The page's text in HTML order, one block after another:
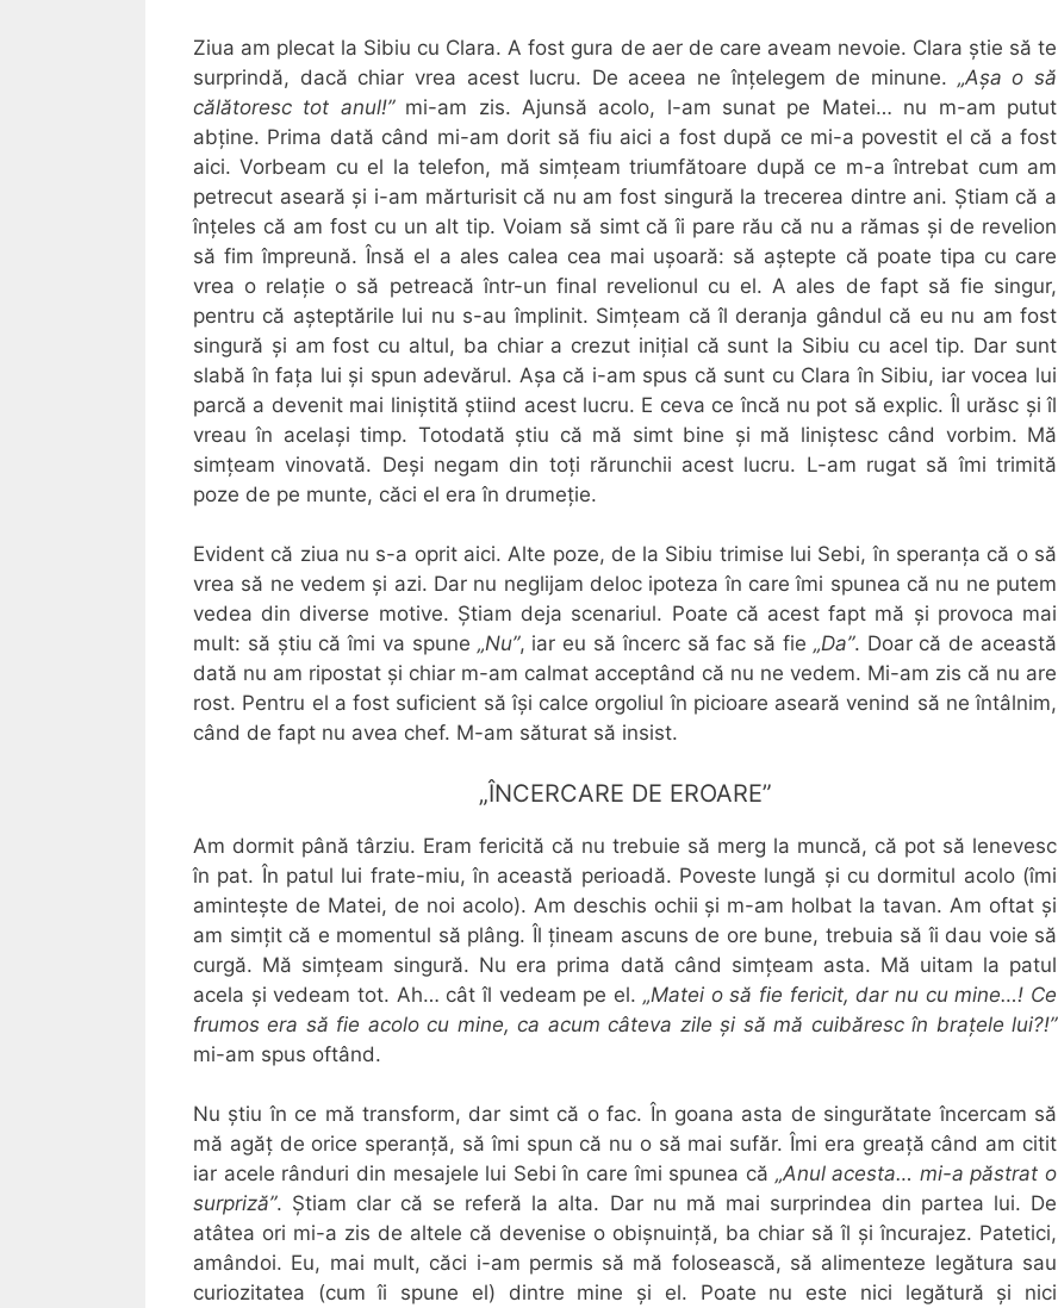
Ziua am plecat la Sibiu cu Clara. A fost gura de aer de care aveam nevoie. Clara știe să te
surprindă, dacă chiar vrea acest lucru. De aceea ne înțelegem de minune. „Așa o să
călătoresc tot anul!”mi-am zis. Ajunsă acolo, l-am sunat pe Matei… nu m-am putut
abține. Prima dată când mi-am dorit să fiu aici a fost după ce mi-a povestit el că a fost
aici. Vorbeam cu el la telefon, mă simțeam triumfătoare după ce m-a întrebat cum am
petrecut aseară și i-am mărturisit că nu am fost singură la trecerea dintre ani. Știam că a
înțeles că am fost cu un alt tip. Voiam să simt că îi pare rău că nu a rămas și de revelion
să fim împreună. Însă el a ales calea cea mai ușoară: să aștepte că poate tipa cu care
vrea o relație o să petreacă într-un final revelionul cu el. A ales de fapt să fie singur,
pentru că așteptările lui nu s-au împlinit. Simțeam că îl deranja gândul că eu nu am fost
singură și am fost cu altul, ba chiar a crezut inițial că sunt la Sibiu cu acel tip. Dar sunt
slabă în fața lui și spun adevărul. Așa că i-am spus că sunt cu Clara în Sibiu, iar vocea lui
parcă a devenit mai liniștită știind acest lucru. E ceva ce încă nu pot să explic. Îl urăsc și îl
vreau în același timp. Totodată știu că mă simt bine și mă liniștesc când vorbim. Mă
simțeam vinovată. Deși negam din toți rărunchii acest lucru. L-am rugat să îmi trimită
poze de pe munte, căci el era în drumeție.
Evident că ziua nu s-a oprit aici. Alte poze, de la Sibiu trimise lui Sebi, în speranța că o să
vrea să ne vedem și azi. Dar nu neglijam deloc ipoteza în care îmi spunea că nu ne putem
vedea din diverse motive. Știam deja scenariul. Poate că acest fapt mă și provoca mai
mult: să știu că îmi va spune „Nu”, iar eu să încerc să fac să fie „Da”. Doar că de această
dată nu am ripostat și chiar m-am calmat acceptând că nu ne vedem. Mi-am zis că nu are
rost. Pentru el a fost suficient să își calce orgoliul în picioare aseară venind să ne întâlnim,
când de fapt nu avea chef. M-am săturat să insist.
„ÎNCERCARE DE EROARE”
Am dormit până târziu. Eram fericită că nu trebuie să merg la muncă, că pot să lenevesc
în pat. În patul lui frate-miu, în această perioadă. Poveste lungă și cu dormitul acolo (îmi
amintește de Matei, de noi acolo). Am deschis ochii și m-am holbat la tavan. Am oftat și
am simțit că e momentul să plâng. Îl țineam ascuns de ore bune, trebuia să îi dau voie să
curgă. Mă simțeam singură. Nu era prima dată când simțeam asta. Mă uitam la patul
acela și vedeam tot. Ah… cât îl vedeam pe el. „Matei o să fie fericit, dar nu cu mine…! Ce
frumos era să fie acolo cu mine, ca acum câteva zile și să mă cuibăresc în brațele lui?!”
mi-am spus oftând.
Nu știu în ce mă transform, dar simt că o fac. În goana asta de singurătate încercam să
mă agăț de orice speranță, să îmi spun că nu o să mai sufăr. Îmi era greață când am citit
iar acele rânduri din mesajele lui Sebi în care îmi spunea că „Anul acesta… mi-a păstrat o
surpriză”. Știam clar că se referă la alta. Dar nu mă mai surprindea din partea lui. De
atâtea ori mi-a zis de altele că devenise o obișnuință, ba chiar să îl și încurajez. Patetici,
amândoi. Eu, mai mult, căci i-am permis să mă folosească, să alimenteze legătura sau
curiozitatea (cum îi spune el) dintre mine și el. Poate nu este nici legătură și nici